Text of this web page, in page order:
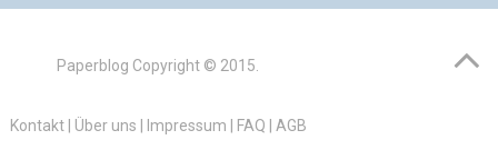
Paperblog Copyright © 2015.
Kontakt| Über uns Impressum FAQ AGB